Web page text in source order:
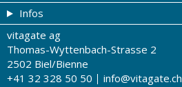
Themen von A-Z
Therapien von A-Z
Gesundheit zum Hören
Gesundheitstests
Gutscheine
Drogistenstern
Drogeriesuche
Partner-Drogerien
Infos
Impressum
Über uns
Nutzungsbestimmungen
vitagate ag
Thomas-Wyttenbach-Strasse 2
2502 Biel/Bienne
+41 32 328 50 50
info@vitagate.ch